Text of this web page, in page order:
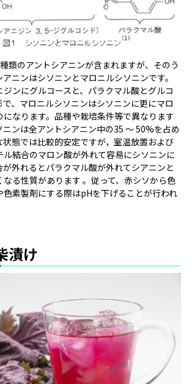
類のアントシアニンが含まれますが、そのう
ニンはシソニンとマロニルシソニンです。
ンにグルコースと、パラクマル酸とグルコ
、マロニルシソニンはシソニンに更にマロ
になります。品種や栽培条件等で異なります
ンは全アントシアニン中の35 ～ 50%を占め
状態では比較的安定ですが，室温放置および
ル結合のマロン酸が外れて容易にシソニンに
が外れるとパラクマル酸が外れてシアニンと
なる性質があります 。従って、赤シソから色
色素製剤にする際はpHを下げることが行われ
漬け